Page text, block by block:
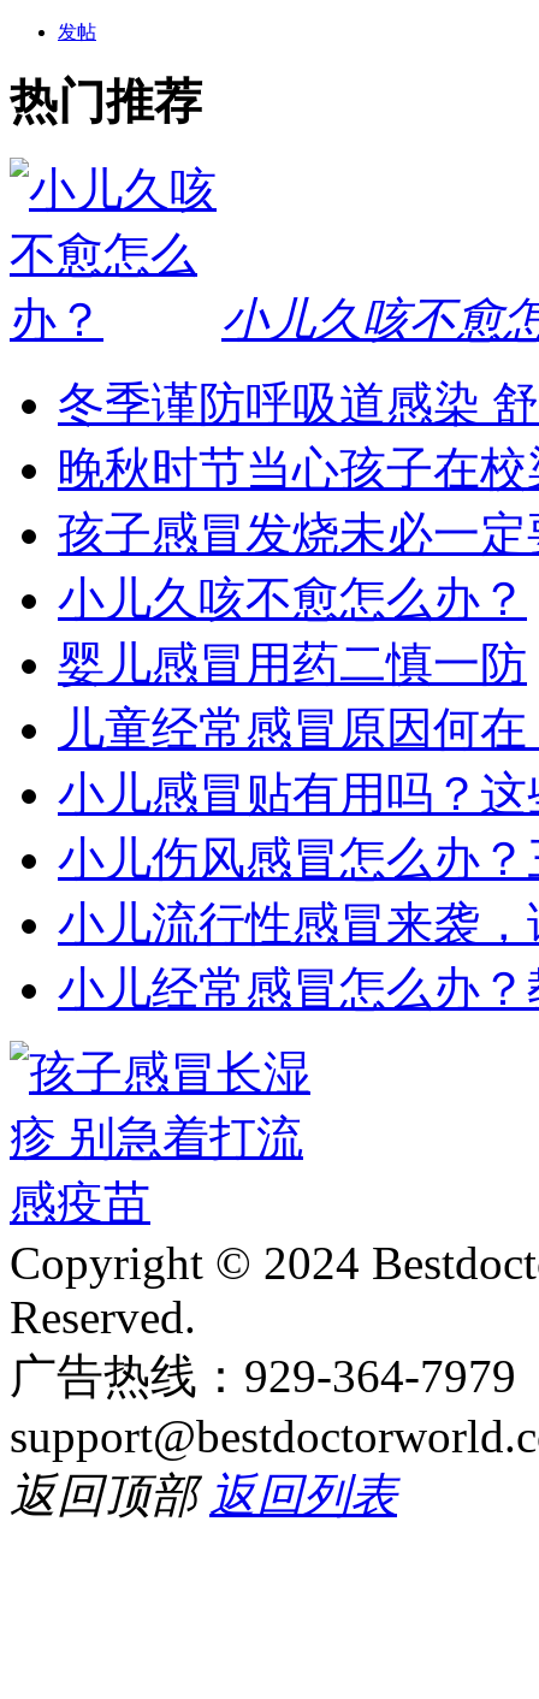
发帖
热门推荐
小儿久咳不愈
冬季谨防呼吸道感染
晚秋时节当心孩子在
孩子感冒发烧未必一
小儿久咳不愈怎么办？
婴儿感冒用药二慎一防
儿童经常感冒原因何
小儿感冒贴有用吗？
小儿伤风感冒怎么办
小儿流行性感冒来袭
小儿经常感冒怎么办
Copyright © 2024
Reserved.
广告热线：929-364-
返回顶部 返回列表